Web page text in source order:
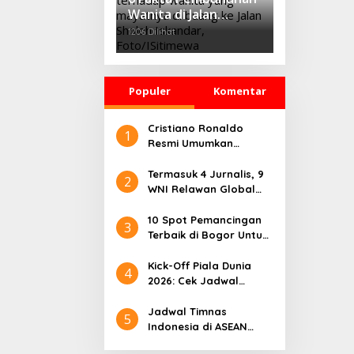
Wanita di Jalan
Sholeh Iskandar
Bogor, Korban
Dicekik Dasi hingga
Jasadnya Dibuang
1206 Dilihat
Populer Komentar
1
Cristiano Ronaldo
Resmi Umumkan
Portugal
2
Termasuk 4 Jurnalis, 9
WNI Relawan Global
Penahanan Israel
3
10 Spot Pemancingan
Terbaik di Bogor Untuk
4
Kick-Off Piala Dunia
2026: Cek Jadwal
5
Jadwal Timnas
Indonesia di ASEAN